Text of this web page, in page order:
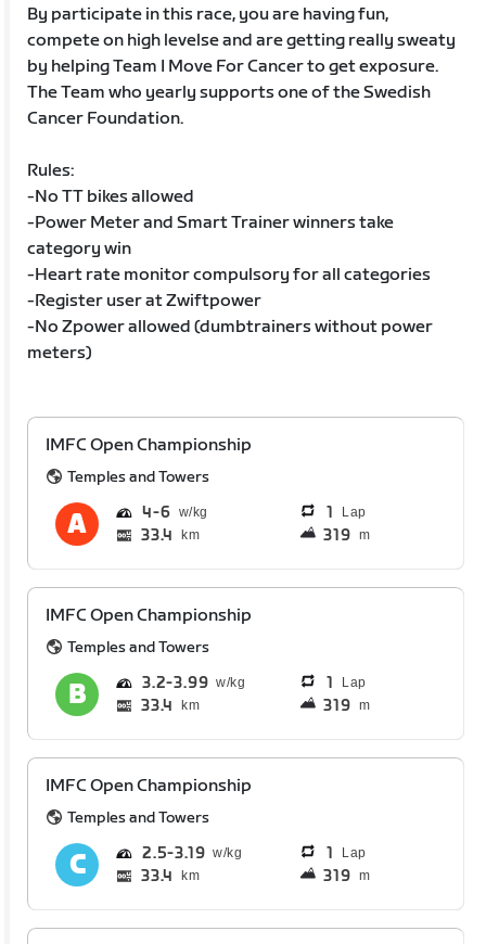
By participate in this race, you are having fun,
compete on high levelse and are getting really sweaty
by helping Team I Move For Cancer to get exposure.
The Team who yearly supports one of the Swedish
Cancer Foundation.
Rules:
-No TT bikes allowed
-Power Meter and Smart Trainer winners take
category win
-Heart rate monitor compulsory for all categories
-Register user at Zwiftpower
-No Zpower allowed (dumbtrainers without power
meters)
IMFC Open Championship
Temples and Towers
4 6 1 Lap
33.4 km 319 m
IMFC Open Championship
Temples and Towers
3.2 3.99 1 Lap
33.4 km 319 m
IMFC Open Championship
Temples and Towers
2.5 3.19 1 Lap
33.4 km 319 m